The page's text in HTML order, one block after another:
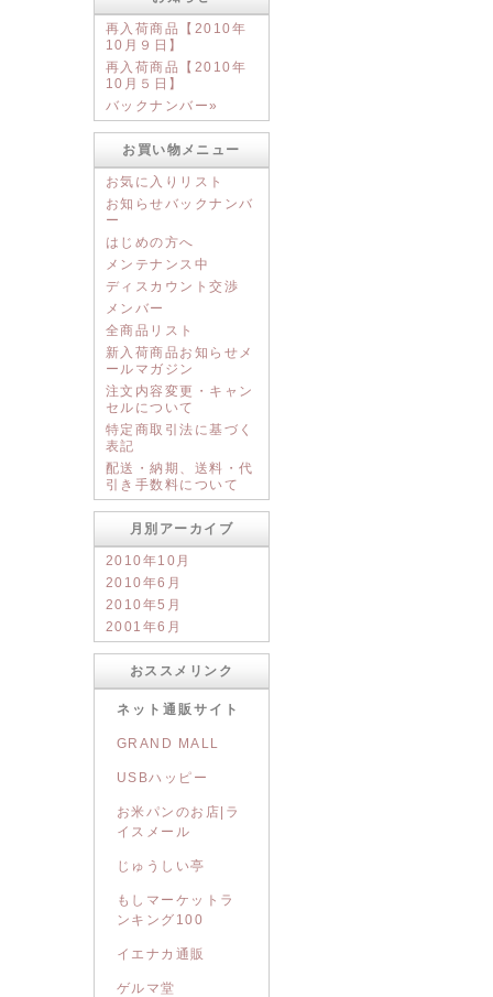
再入荷商品【2010年
10月９日】
再入荷商品【2010年
10月５日】
バックナンバー»
お買い物メニュー
お気に入りリスト
お知らせバックナンバ
ー
はじめの方へ
メンテナンス中
ディスカウント交渉
メンバー
全商品リスト
新入荷商品お知らせメ
ールマガジン
注文内容変更・キャン
セルについて
特定商取引法に基づく
表記
配送・納期、送料・代
引き手数料について
月別アーカイブ
2010年10月
2010年6月
2010年5月
2001年6月
おススメリンク
ネット通販サイト
GRAND MALL
USBハッピー
お米パンのお店|ラ
イスメール
じゅうしい亭
もしマーケットラ
ンキング100
イエナカ通販
ゲルマ堂